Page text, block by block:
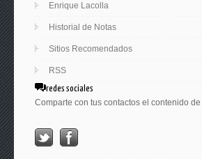
Enrique Lacolla
Historial de Notas
Sitios Recomendados
RSS
redes sociales
Comparte con tus contactos el contenido